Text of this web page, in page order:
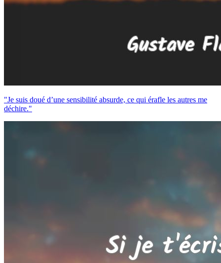
"Je suis doué d’une sensibilité absurde, ce qui érafle les autres me
déchire."